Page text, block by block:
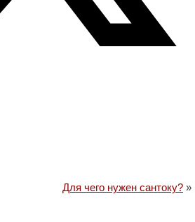
Для чего нужен сантоку? »